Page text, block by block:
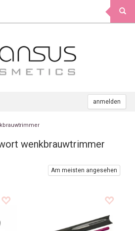
anmelden
wenkbrauwtrimmer
Am meisten angesehen